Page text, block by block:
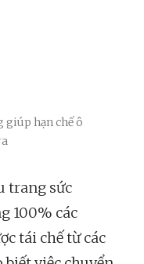
giúp hạn chế ô
trang sức
100% các
tái chế từ các